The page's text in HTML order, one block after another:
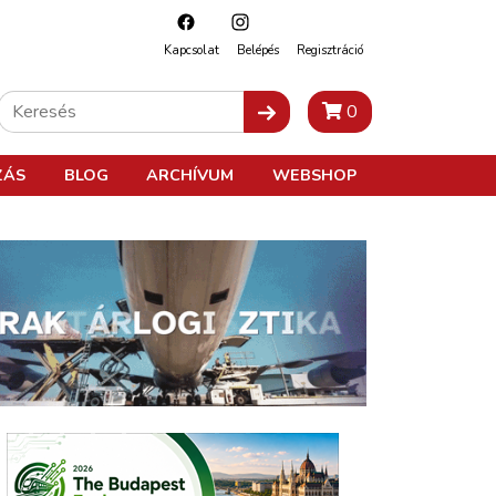
Kapcsolat Belépés Regisztráció
0
BLOG ARCHÍVUM WEBSHOP